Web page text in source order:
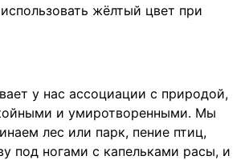
жёлтый цвет при
у нас ассоциации с природой,
и умиротворенными. Мы
лес или парк, пение птиц,
под ногами с капельками расы, и